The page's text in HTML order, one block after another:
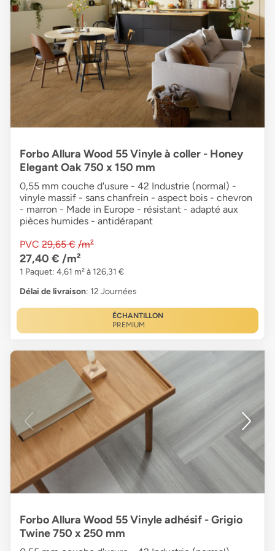
Forbo Allura Wood 55 Vinyle à coller - Honey
Elegant Oak 750 x 150 mm
0,55 mm couche d'usure - 42 Industrie (normal) -
vinyle massif - sans chanfrein - aspect bois - chevron
- marron - Made in Europe - résistant - adapté aux
pièces humides - antidérapant
PVC 29,65 € /m²
27,40 € /m²
1 Paquet: 4,61 m² à 126,31 €
Délai de livraison: 12 Journées
ÉCHANTILLON
PREMIUM
Forbo Allura Wood 55 Vinyle adhésif - Grigio
Twine 750 x 250 mm